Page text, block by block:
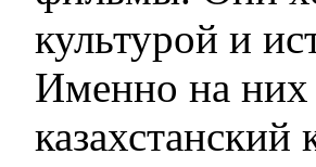
культурой и
Именно на них